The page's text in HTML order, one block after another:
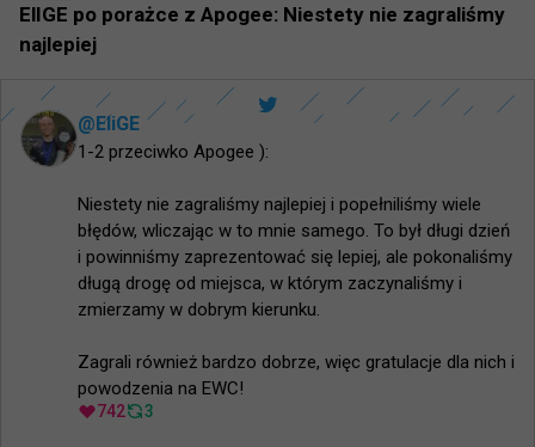
ElIGE po porażce z Apogee: Niestety nie zagraliśmy
najlepiej
@EliGE
1-2 przeciwko Apogee ):
Niestety nie zagraliśmy najlepiej i popełniliśmy wiele
błędów, wliczając w to mnie samego. To był długi dzień
i powinniśmy zaprezentować się lepiej, ale pokonaliśmy
długą drogę od miejsca, w którym zaczynaliśmy i
zmierzamy w dobrym kierunku.
Zagrali również bardzo dobrze, więc gratulacje dla nich i
powodzenia na EWC!
742 3